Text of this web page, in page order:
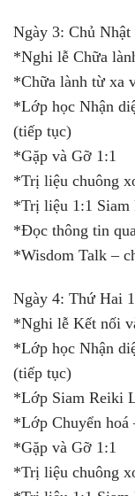
Ngày 3: Chủ Nhật
*Nghi lễ Chữa
*Chữa lành từ xa
*Lớp học Nhận
(tiếp tục)
*Gặp và Gỡ 1:1
*Trị liệu chuông
*Trị liệu 1:1 Siam
*Đọc thông tin
*Wisdom Talk –
Ngày 4: Thứ Hai
*Nghi lễ Kết nối
*Lớp học Nhận
(tiếp tục)
*Lớp Siam Reiki
*Lớp Chuyển hoá
*Gặp và Gỡ 1:1
*Trị liệu chuông